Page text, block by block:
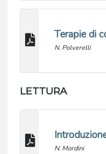
Terapie di
N. Polverelli
LETTURA
N. Mordini